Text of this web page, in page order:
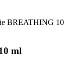
BREATHING 10
ml